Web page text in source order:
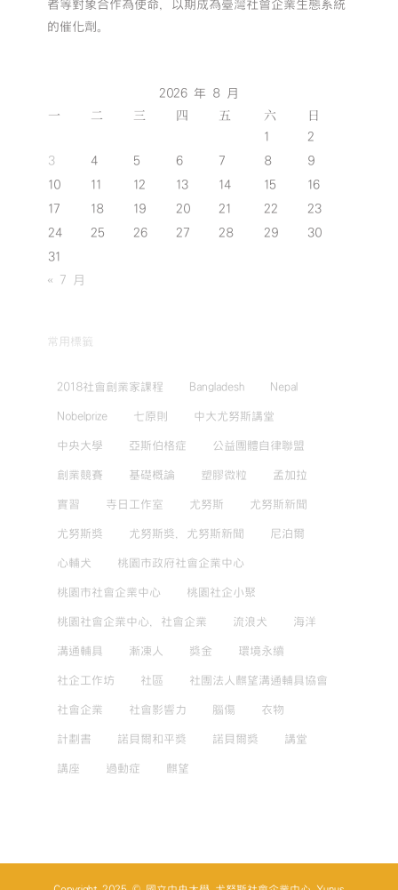
者等對象合作為使命，以期成為臺灣社會企業生態系統
的催化劑。
2026 年 8 月
一 二 三 四 五 六 日
1
2
3
4 5 6 7 8
9
10
11 12 13 14 15
16
17
18 19 20 21 22
23
24
25 26 27 28 29
30
31
« 7 月
常用標籤
2018社會創業家課程 Bangladesh Nepal
Nobelprize 七原則 中大尤努斯講堂
中央大學 亞斯伯格症 公益團體自律聯盟
創業競賽 基礎概論 塑膠微粒 孟加拉
實習 寺日工作室 尤努斯 尤努斯新聞
尤努斯獎 尤努斯獎，尤努斯新聞 尼泊爾
心輔犬 桃園市政府社會企業中心
桃園市社會企業中心 桃園社企小聚
桃園社會企業中心，社會企業 流浪犬 海洋
溝通輔具 漸凍人 獎金 環境永續
社企工作坊 社區 社團法人麒望溝通輔具協會
社會企業 社會影響力 腦傷 衣物
計劃書 諾貝爾和平獎 諾貝爾獎 講堂
講座 過動症 麒望